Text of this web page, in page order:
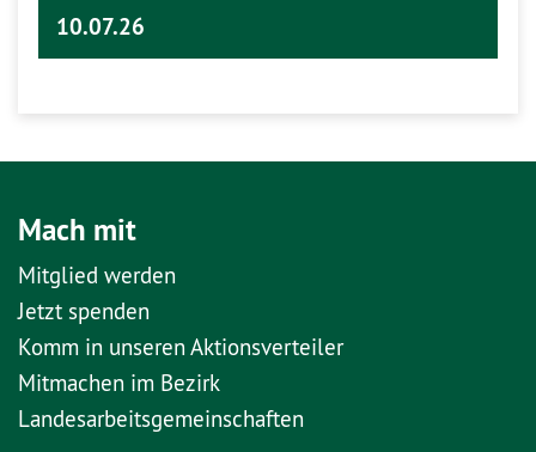
10.07.26
Mach mit
Mitglied werden
Jetzt spenden
Komm in unseren Aktionsverteiler
Mitmachen im Bezirk
Landesarbeitsgemeinschaften